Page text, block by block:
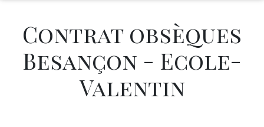
Contrat obsèques
Besançon - Ecole-
Valentin